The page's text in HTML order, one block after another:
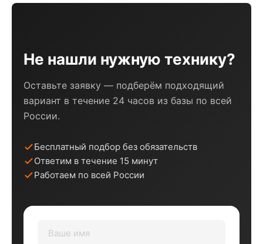
Не нашли нужную технику?
Оставьте заявку — подберём подходящий
вариант в течение 24 часов из базы по всей
России.
Бесплатный подбор без обязательств
Ответим в течение 15 минут
Работаем по всей России